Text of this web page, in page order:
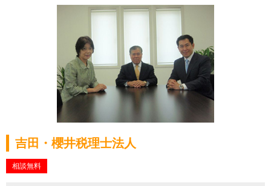
吉田・櫻井税理士法人
相談無料